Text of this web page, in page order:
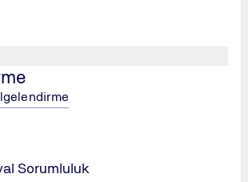
Sorumluluk
uygulamak.
değer (NPV) gibi ekonomik analiz
katkısını değerlendirmek.